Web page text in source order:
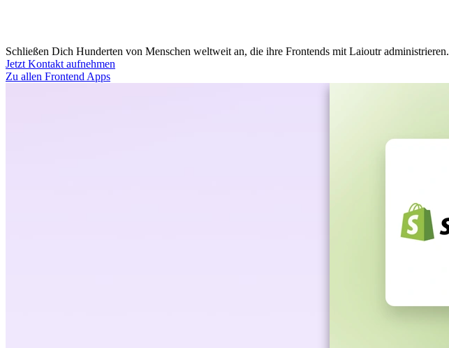
Schließen Dich Hunderten von Menschen weltweit an, die ihre Frontends mit Laioutr administrieren.
Jetzt Kontakt aufnehmen
Zu allen Frontend Apps